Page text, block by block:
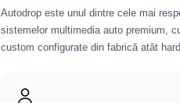
Autodrop este unul dintre cele mai
sistemelor multimedia auto premium,
custom configurate din fabrică atât